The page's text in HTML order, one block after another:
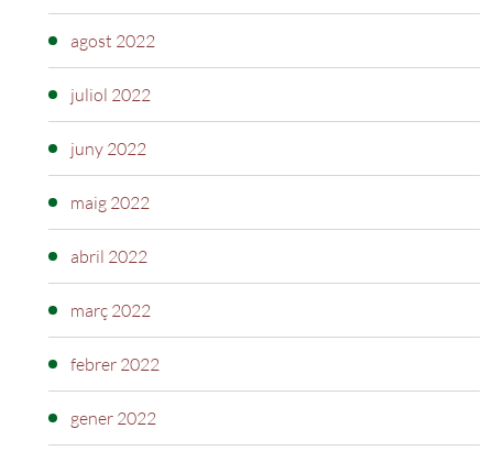
agost 2022
juliol 2022
juny 2022
maig 2022
abril 2022
març 2022
febrer 2022
gener 2022